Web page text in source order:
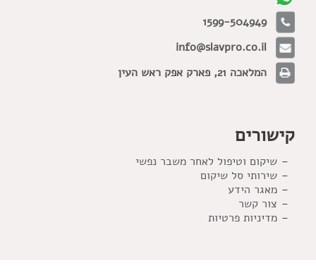
1599-504949
info@slavpro.co.il
המלאכה 21, פארק אפק ראש העין
קישורים
שיקום וטיפול לאחר משבר נפשי
שירותי סל שיקום
מאגר הידע
צור קשר
מדיניות פרטיות